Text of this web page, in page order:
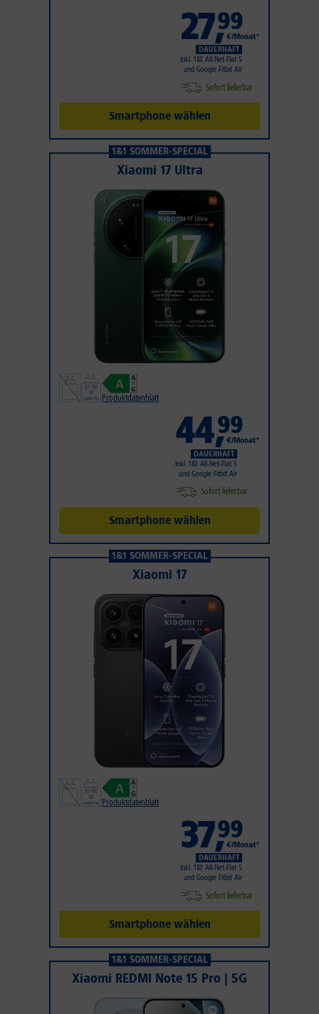
27,99
€/Monat*
DAUERHAFT
Inkl. 1&1 All-Net-Flat S
und Google Fitbit Air
Sofort lieferbar
Smartphone wählen
1&1 SOMMER-SPECIAL
Xiaomi 17 Ultra
Produktdatenblatt
44,99
€/Monat*
DAUERHAFT
Inkl. 1&1 All-Net-Flat S
und Google Fitbit Air
Sofort lieferbar
Smartphone wählen
1&1 SOMMER-SPECIAL
Xiaomi 17
Produktdatenblatt
37,99
€/Monat*
DAUERHAFT
Inkl. 1&1 All-Net-Flat S
und Google Fitbit Air
Sofort lieferbar
Smartphone wählen
1&1 SOMMER-SPECIAL
Xiaomi REDMI Note 15 Pro | 5G